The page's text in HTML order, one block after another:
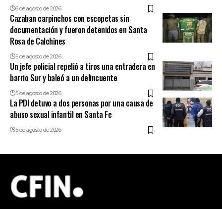
6 de agosto de 2026
Cazaban carpinchos con escopetas sin
documentación y fueron detenidos en Santa
Rosa de Calchines
5 de agosto de 2026
Un jefe policial repelió a tiros una entradera en
barrio Sur y baleó a un delincuente
5 de agosto de 2026
La PDI detuvo a dos personas por una causa de
abuso sexual infantil en Santa Fe
5 de agosto de 2026